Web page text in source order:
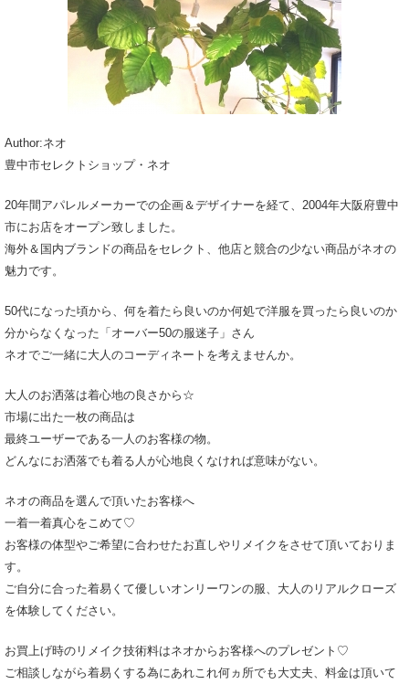
Author:ネオ
豊中市セレクトショップ・ネオ
20年間アパレルメーカーでの企画＆デザイナーを経て、2004年大阪府豊中
市にお店をオープン致しました。
海外＆国内ブランドの商品をセレクト、他店と競合の少ない商品がネオの
魅力です。
50代になった頃から、何を着たら良いのか何処で洋服を買ったら良いのか
分からなくなった「オーバー50の服迷子」さん
ネオでご一緒に大人のコーディネートを考えませんか。
大人のお洒落は着心地の良さから☆
市場に出た一枚の商品は
最終ユーザーである一人のお客様の物。
どんなにお洒落でも着る人が心地良くなければ意味がない。
ネオの商品を選んで頂いたお客様へ
一着一着真心をこめて♡
お客様の体型やご希望に合わせたお直しやリメイクをさせて頂いておりま
す。
ご自分に合った着易くて優しいオンリーワンの服、大人のリアルクローズ
を体験してください。
お買上げ時のリメイク技術料はネオからお客様へのプレゼント♡
ご相談しながら着易くする為にあれこれ何ヵ所でも大丈夫、料金は頂いて